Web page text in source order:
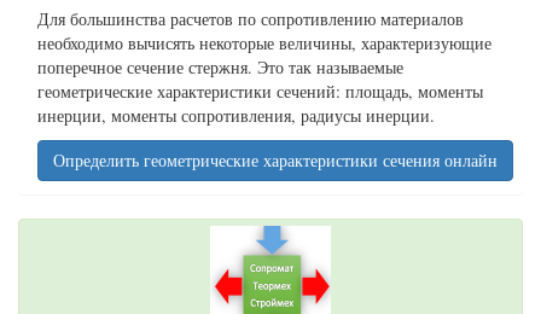
Для большинства расчетов по сопротивлению материалов
необходимо вычисять некоторые величины, характеризующие
поперечное сечение стержня. Это так называемые
геометрические характеристики сечений: площадь, моменты
инерции, моменты сопротивления, радиусы инерции.
Определить геометрические характеристики сечения онлайн